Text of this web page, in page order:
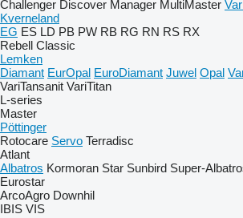
Challenger Discover Manager MultiMaster
Kverneland
EG ES LD PB PW RB RG RN RS RX
Rebell Classic
Lemken
Diamant EurOpal EuroDiamant Juwel Opal
VariTansanit VariTitan
L-series
Master
Pöttinger
Rotocare Servo Terradisc
Atlant
Albatros Kormoran Star Sunbird Super-
Eurostar
ArcoAgro Downhil
IBIS VIS